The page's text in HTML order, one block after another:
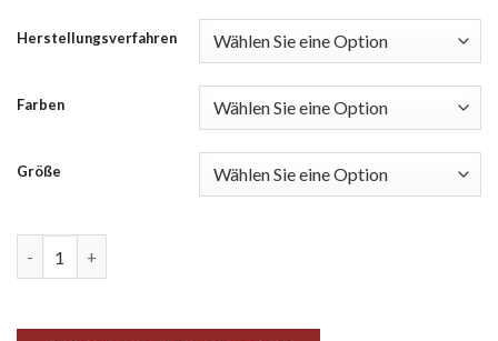
Herstellungsverfahren
Farben
Größe